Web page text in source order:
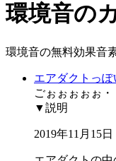
環境音の
環境音の無料効果音
エアダクトっぽ
ごぉぉぉぉぉ・
▼説明
2019年11月15日